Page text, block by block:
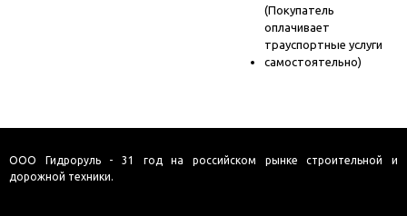
(Покупатель
оплачивает
траyспортные услуги
самостоятельно)
ООО Гидроруль - 31 год на российском рынке строительной и
дорожной техники.